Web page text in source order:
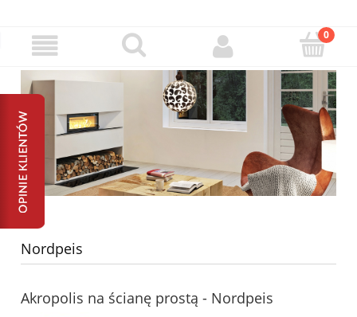
Nordpeis
Akropolis na ścianę prostą - Nordpeis